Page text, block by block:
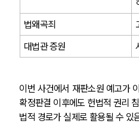
법왜곡죄
대법관 증원
이번 사건에서 재판소원 예고가
확정판결 이후에도 헌법적 권리
법적 경로가 실제로 활용될 수 있